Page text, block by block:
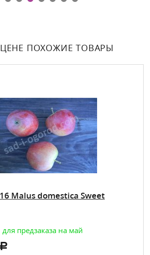
ПОХОЖИЕ ТОВАРЫ
Malus domestica Sweet
предзаказа на май